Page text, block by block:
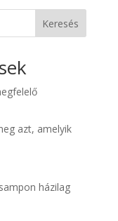
Keresés
azt, amelyik
házilag